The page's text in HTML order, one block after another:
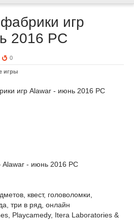
игр
2016 PC
0
игры
- июнь 2016 PC
квест, головоломки,
три в ряд, онлайн
Playcamedy, Itera Laboratories &